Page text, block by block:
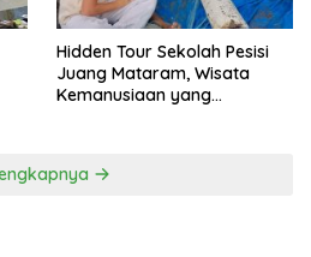
Hidden Tour Sekolah Pesisi
Juang Mataram, Wisata
Kemanusiaan yang